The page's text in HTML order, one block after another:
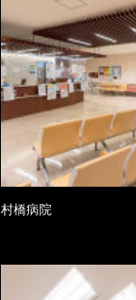
村橋病院